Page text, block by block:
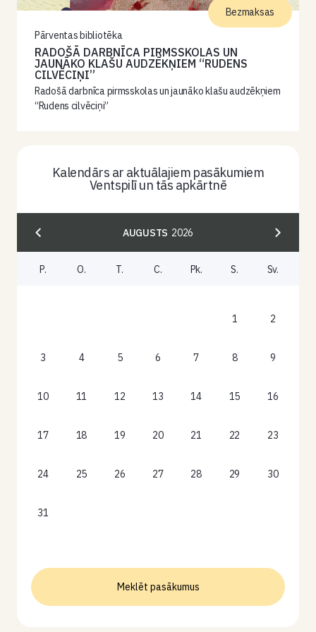
Pārventas bibliotēka
RADOŠĀ DARBNĪCA PIRMSSKOLAS UN
JAUNĀKO KLAŠU AUDZĒKŅIEM “RUDENS
CILVĒCIŅI”
Radošā darbnīca pirmsskolas un jaunāko klašu audzēkņiem
“Rudens cilvēciņi”
Bezmaksas
Kalendārs ar aktuālajiem pasākumiem
Ventspilī un tās apkārtnē
AUGUSTS 2026
P. O. T. C. Pk. S. Sv.
1 2
3 4 5 6 7 8 9
10 11 12 13 14 15 16
17 18 19 20 21 22 23
24 25 26 27 28 29 30
31
Meklēt pasākumus